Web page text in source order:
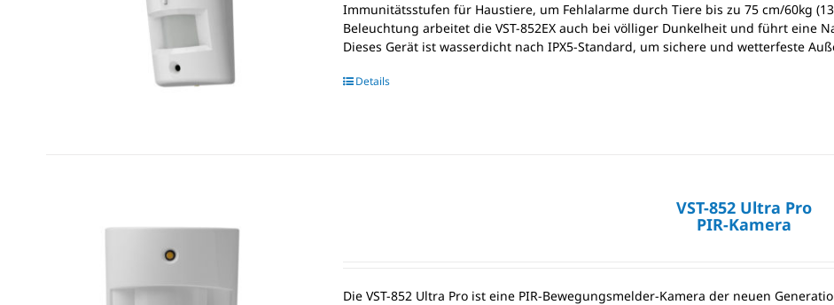
Immunitätsstufen für Haustiere, um Fehlalarme durch Tiere bis zu 75 cm/60kg
Beleuchtung arbeitet die VST-852EX auch bei völliger Dunkelheit und führt eine
Dieses Gerät ist wasserdicht nach IPX5-Standard, um sichere und wetterfeste
Details
VST-852 Ultra Pro
PIR-Kamera
Die VST-852 Ultra Pro ist eine PIR-Bewegungsmelder-Kamera der neuen